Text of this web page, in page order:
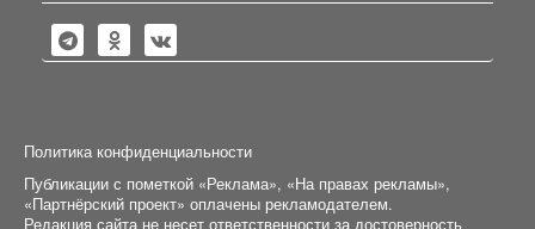
Политика конфиденциальности
Публикации с пометкой «Реклама», «На правах рекламы»,
«Партнёрский проект» оплачены рекламодателем.
Редакция сайта не несет ответственности за достоверность